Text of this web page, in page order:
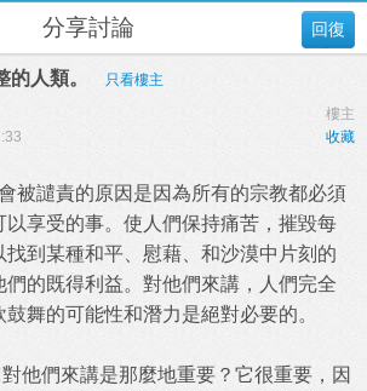
回復
分享討論
的人類。
只看樓主
樓主
收藏
譴責的原因是因為所有的宗教都必須
以享受的事。使人們保持痛苦，摧毀每
找到某種和平、慰藉、和沙漠中片刻的
們的既得利益。對他們來講，人們完全
舞的可能性和潛力是絕對必要的。
們來講是那麼地重要？它很重要，因